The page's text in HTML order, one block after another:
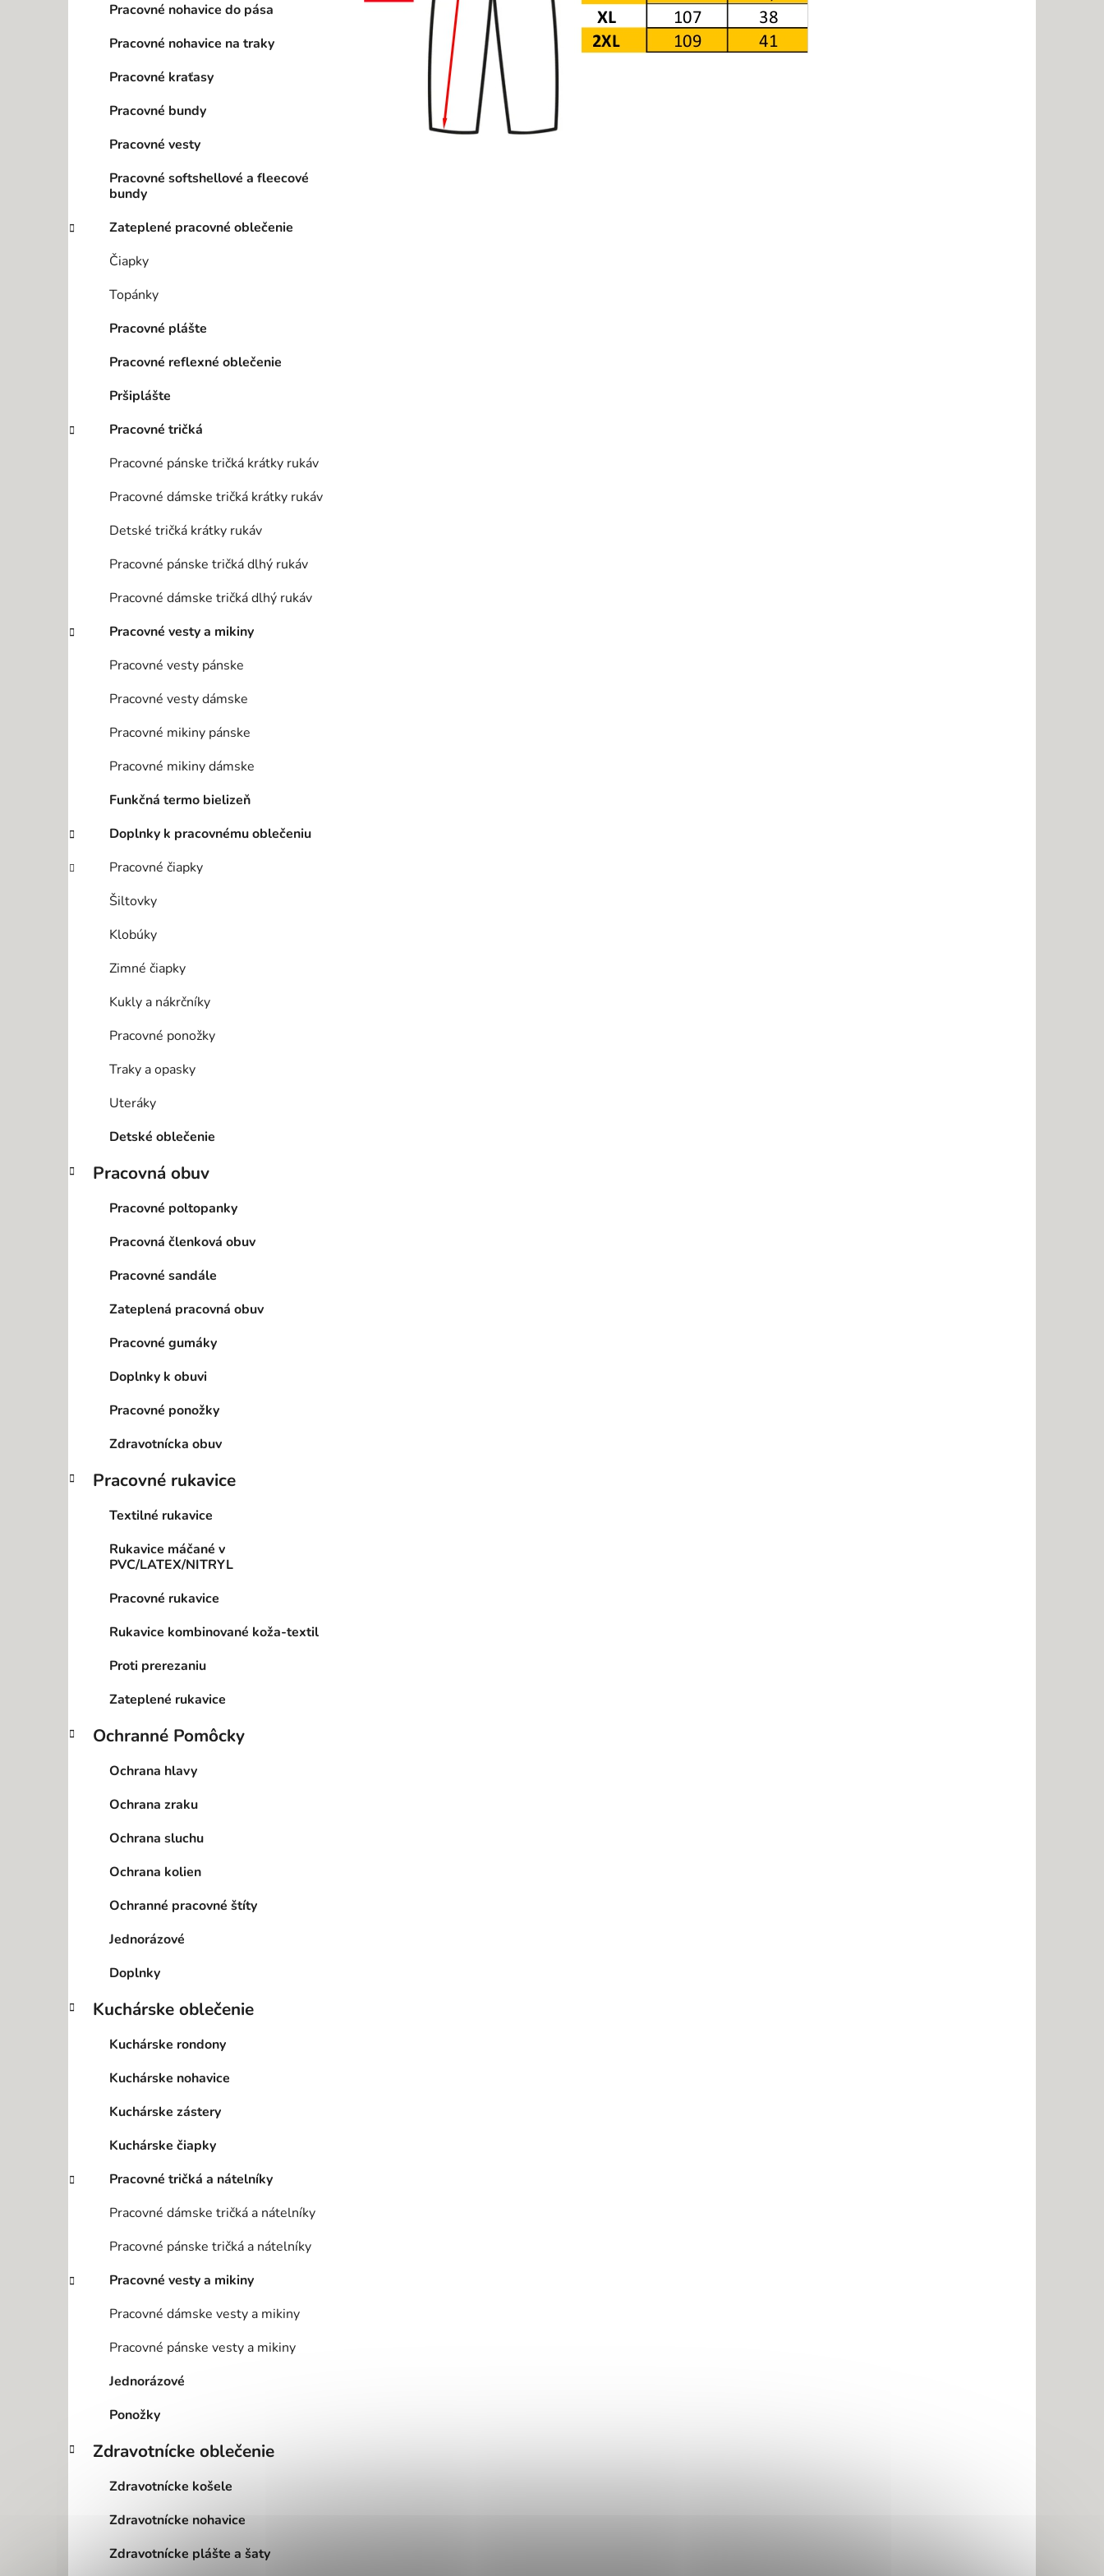
Pracovné nohavice do pása
Pracovné nohavice na traky
Pracovné kraťasy
Pracovné bundy
Pracovné vesty
Pracovné softshellové a fleecové
bundy
Zateplené pracovné oblečenie
Čiapky
Topánky
Pracovné plášte
Pracovné reflexné oblečenie
Pršiplášte
Pracovné tričká
Pracovné pánske tričká krátky rukáv
Pracovné dámske tričká krátky rukáv
Detské tričká krátky rukáv
Pracovné pánske tričká dlhý rukáv
Pracovné dámske tričká dlhý rukáv
Pracovné vesty a mikiny
Pracovné vesty pánske
Pracovné vesty dámske
Pracovné mikiny pánske
Pracovné mikiny dámske
Funkčná termo bielizeň
Doplnky k pracovnému oblečeniu
Pracovné čiapky
Šiltovky
Klobúky
Zimné čiapky
Kukly a nákrčníky
Pracovné ponožky
Traky a opasky
Uteráky
Detské oblečenie
Pracovná obuv
Pracovné poltopanky
Pracovná členková obuv
Pracovné sandále
Zateplená pracovná obuv
Pracovné gumáky
Doplnky k obuvi
Pracovné ponožky
Zdravotnícka obuv
Pracovné rukavice
Textilné rukavice
Rukavice máčané v
PVC/LATEX/NITRYL
Pracovné rukavice
Rukavice kombinované koža-textil
Proti prerezaniu
Zateplené rukavice
Ochranné Pomôcky
Ochrana hlavy
Ochrana zraku
Ochrana sluchu
Ochrana kolien
Ochranné pracovné štíty
Jednorázové
Doplnky
Kuchárske oblečenie
Kuchárske rondony
Kuchárske nohavice
Kuchárske zástery
Kuchárske čiapky
Pracovné tričká a nátelníky
Pracovné dámske tričká a nátelníky
Pracovné pánske tričká a nátelníky
Pracovné vesty a mikiny
Pracovné dámske vesty a mikiny
Pracovné pánske vesty a mikiny
Jednorázové
Ponožky
Zdravotnícke oblečenie
Zdravotnícke košele
Zdravotnícke nohavice
Zdravotnícke plášte a šaty